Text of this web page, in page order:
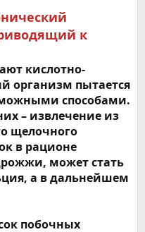
к
кислотно-
организм пытается
способами.
– извлечение из
щелочного
в рационе
может стать
а в дальнейшем
побочных